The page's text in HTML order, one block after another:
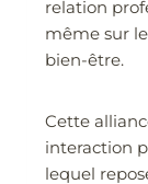
relation
même sur
bien-être.
Cette
interaction
lequel